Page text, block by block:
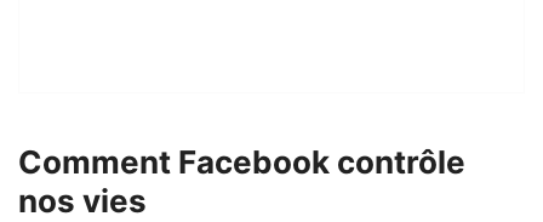
Comment Facebook contrôle
nos vies